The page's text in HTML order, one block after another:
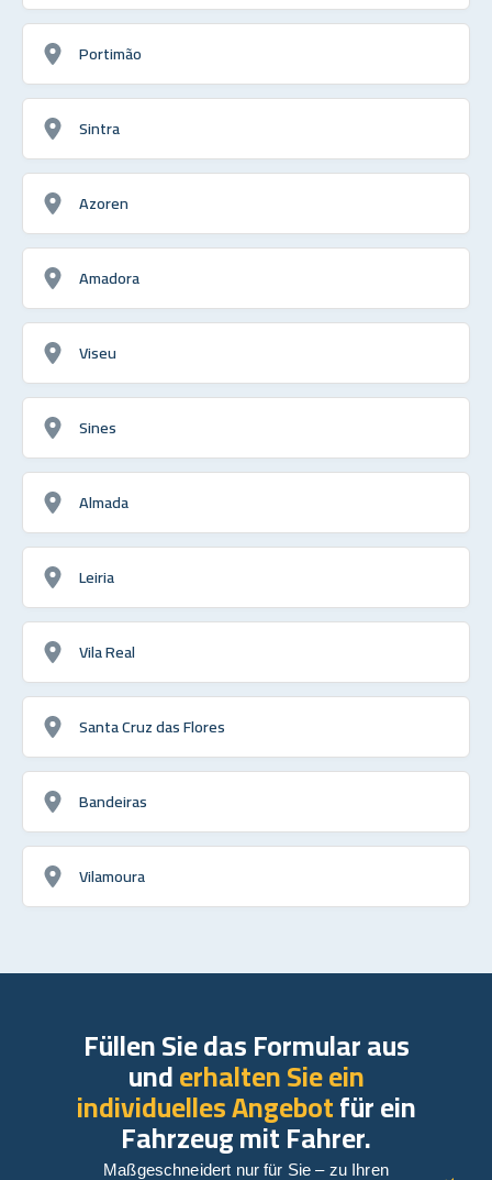
Portimão
Sintra
Azoren
Amadora
Viseu
Sines
Almada
Leiria
Vila Real
Santa Cruz das Flores
Bandeiras
Vilamoura
Füllen Sie das Formular aus
underhalten Sie ein
individuelles Angebotfür ein
Fahrzeug mit Fahrer.
Maßgeschneidert nur für Sie – zu Ihren